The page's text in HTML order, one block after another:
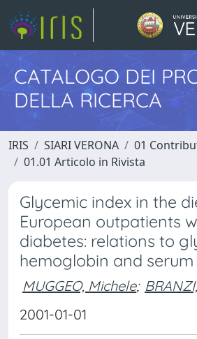
CATALOGO DEI
DELLA RICERCA
IRIS SIARI VERONA
01
01.01 Articolo in Rivista
Glycemic index in the
European outpatients
diabetes: relations to
hemoglobin and serum
MUGGEO, Michele;
2001-01-01